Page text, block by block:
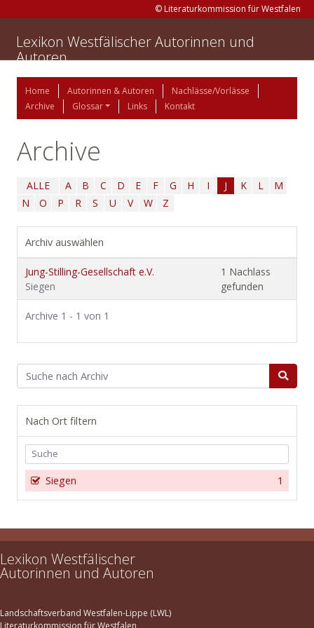
© Literaturkommission für Westfalen
Lexikon Westfälischer Autorinnen und
Autoren
Home Autorinnen & Autoren
Nachlässe/Vorlässe
Archive
Glossar Links Kontakt
Archive
ALLE A B C D E F G H I J K L
M
N
O P R S U V W Z
Archiv auswählen
Jung-Stilling-Gesellschaft e.V.
Siegen
1 Nachlass
gefunden
Archive 1 - 1 von 1
Nach Ort filtern
1
Siegen
Lexikon Westfälischer
Autorinnen und Autoren
Landschaftsverband Westfalen-Lippe (LWL)
Literaturkommission für Westfalen